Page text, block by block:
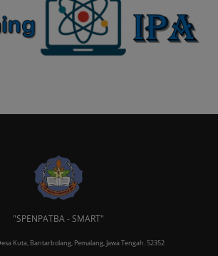
"SPENPATBA - SMART"
Kuta, Bantarbolang, Pemalang, Jawa Tengah. 52352